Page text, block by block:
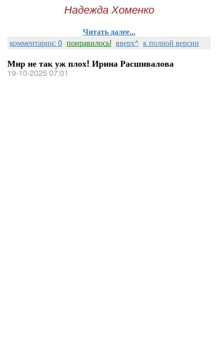
Надежда Хоменко
Читать далее...
комментарии: 0 понравилось! вверх^ к полной версии
Мир не так уж плох! Ирина Расшивалова
19-10-2025 07:01